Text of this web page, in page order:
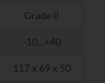
Grade II
-10...+40
117 x 69 x 50